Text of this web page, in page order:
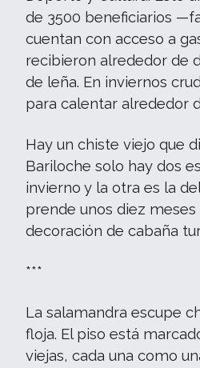
de 3500 beneficiarios
cuentan con acceso a
recibieron alrededor de
de leña. En inviernos
para calentar alrededor
Hay un chiste viejo que
Bariloche solo hay dos
invierno y la otra es la
prende unos diez meses
decoración de cabaña
***
La salamandra escupe
floja. El piso está
viejas, cada una como